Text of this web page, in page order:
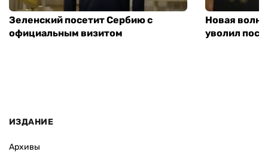
Зеленский посетит Сербию с
официальным визитом
Новая
уволил
ИЗДАНИЕ
Архивы